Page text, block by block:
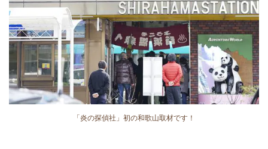
「炎の探偵社」初の和歌山取材です！